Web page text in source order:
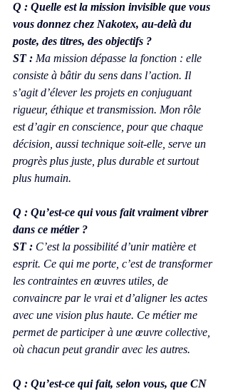
Q : Quelle est la mission invisible que vous
vous donnez chez Nakotex, au-delà du
poste, des titres, des objectifs ?
ST : Ma mission dépasse la fonction : elle
consiste à bâtir du sens dans l’action. Il
s’agit d’élever les projets en conjuguant
rigueur, éthique et transmission. Mon rôle
est d’agir en conscience, pour que chaque
décision, aussi technique soit-elle, serve un
progrès plus juste, plus durable et surtout
plus humain.
Q : Qu’est-ce qui vous fait vraiment vibrer
dans ce métier ?
ST : C’est la possibilité d’unir matière et
esprit. Ce qui me porte, c’est de transformer
les contraintes en œuvres utiles, de
convaincre par le vrai et d’aligner les actes
avec une vision plus haute. Ce métier me
permet de participer à une œuvre collective,
où chacun peut grandir avec les autres.
Q : Qu’est-ce qui fait, selon vous, que CN